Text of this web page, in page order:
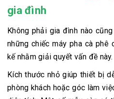
gia đình
Không phải gia đình nào
những chiếc máy pha cà
kế nhằm giải quyết vấn đề này.
Kích thước nhỏ giúp thiết bị
phòng khách hoặc góc làm